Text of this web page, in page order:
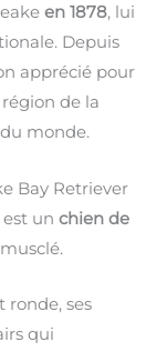
en 1878, lui
Depuis
apprécié pour
de la
monde.
Bay Retriever
un chien de
ronde, ses
qui